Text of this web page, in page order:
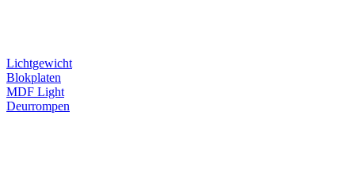
Lichtgewicht
Blokplaten
MDF Light
Deurrompen